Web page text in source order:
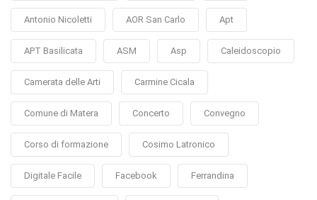
Antonio Nicoletti AOR San Carlo Apt
APT Basilicata ASM Asp Caleidoscopio
Camerata delle Arti Carmine Cicala
Comune di Matera Concerto Convegno
Corso di formazione Cosimo Latronico
Digitale Facile Facebook Ferrandina